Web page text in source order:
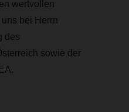
wertvollen
bei Herrn
des
sowie der